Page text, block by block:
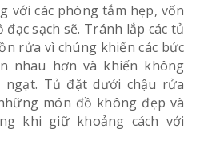
với các phòng tắm hẹp, vốn
sạch sẽ. Tránh lắp các tủ
rửa vì chúng khiến các bức
nhau hơn và khiến không
ngạt. Tủ đặt dưới chậu rửa
món đồ không đẹp và
khi giữ khoảng cách với